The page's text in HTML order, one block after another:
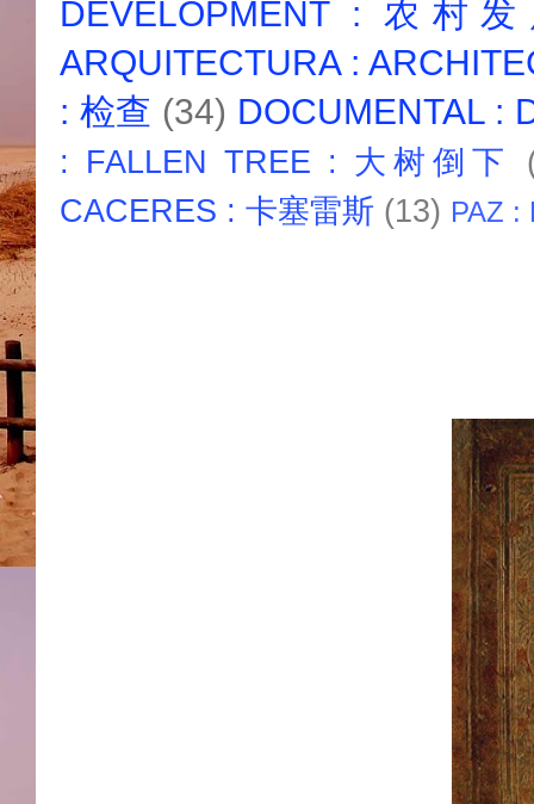
DEVELOPMENT : 农村
ARQUITECTURA :
: 检查 (34) DOCUMENTAL :
: FALLEN TREE : 大树倒下
CACERES : 卡塞雷斯 (13) PAZ :